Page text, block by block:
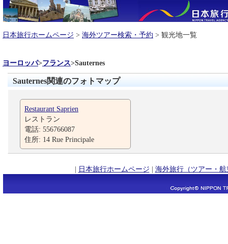
日本旅行ホームページ > 海外ツアー検索・予約 > 観光地一覧
ヨーロッパ>フランス>Sauternes
Sauternes関連のフォトマップ
Restaurant Saprien
レストラン
電話: 556766087
住所: 14 Rue Principale
| 日本旅行ホームページ | 海外旅行（ツアー・航